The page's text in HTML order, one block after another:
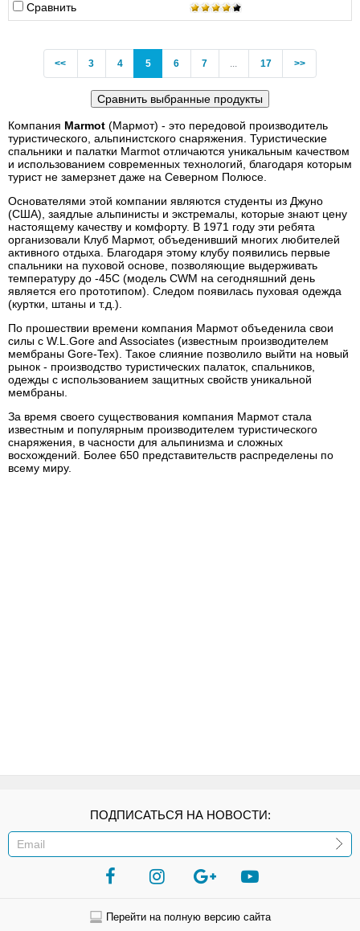
Сравнить
<<Previous
3 4 5(current)
6 7 17 >>
Компания Marmot (Мармот) - это передовой производитель
туристического, альпинистского снаряжения. Туристические
спальники и палатки Marmot отличаются уникальным качеством
и использованием современных технологий, благодаря которым
турист не замерзнет даже на Северном Полюсе.
Основателями этой компании являются студенты из Джуно
(США), заядлые альпинисты и экстремалы, которые знают цену
настоящему качеству и комфорту. В 1971 году эти ребята
организовали Клуб Мармот, объеденивший многих любителей
активного отдыха. Благодаря этому клубу появились первые
спальники на пуховой основе, позволяющие выдерживать
температуру до -45С (модель CWM на сегодняшний день
является его прототипом). Следом появилась пуховая одежда
(куртки, штаны и т.д.).
По прошествии времени компания Мармот объеденила свои
силы с W.L.Gore and Associates (известным производителем
мембраны Gore-Tex). Такое слияние позволило выйти на новый
рынок - производство туристических палаток, спальников,
одежды с использованием защитных свойств уникальной
мембраны.
За время своего существования компания Мармот стала
известным и популярным производителем туристического
снаряжения, в часности для альпинизма и сложных
восхождений. Более 650 представительств распределены по
всему миру.
ПОДПИСАТЬСЯ НА НОВОСТИ:
Перейти на полную версию сайта